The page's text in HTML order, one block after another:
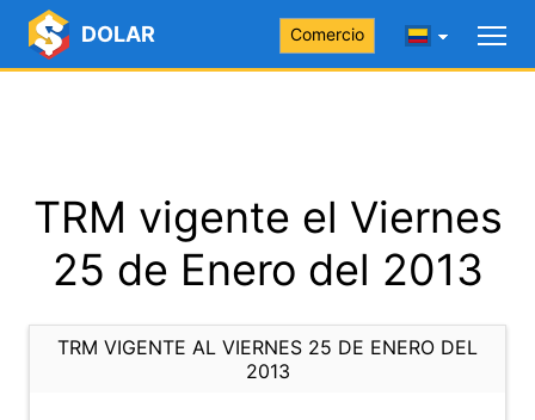
DOLAR Comercio
TRM vigente el Viernes
25 de Enero del 2013
TRM VIGENTE AL VIERNES 25 DE ENERO DEL
2013